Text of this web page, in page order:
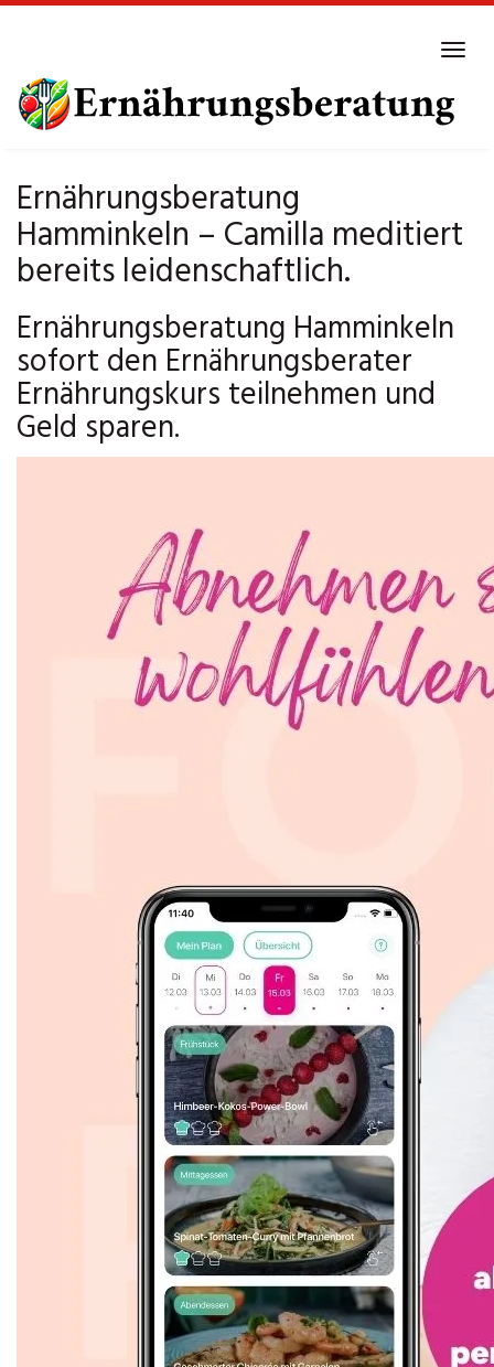
main
content
Ernährungsberatung
Hamminkeln – Camilla meditiert
bereits leidenschaftlich.
Ernährungsberatung Hamminkeln
sofort den Ernährungsberater
Ernährungskurs teilnehmen und
Geld sparen.